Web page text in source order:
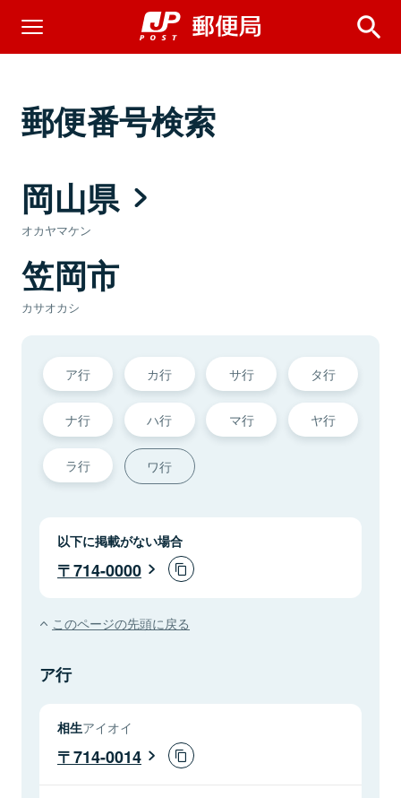
郵便番号検索
岡山県
オカヤマケン
笠岡市
カサオカシ
ア行 カ行 サ行 タ行
ナ行 ハ行 マ行 ヤ行
ラ行 ワ行
以下に掲載がない場合
714-0000
このページの先頭に戻る
ア行
相生アイオイ
714-0014